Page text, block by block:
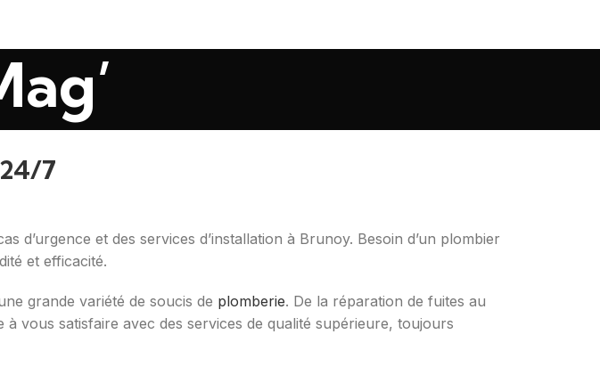
7
et des services d’installation à Brunoy. Besoin d’un plombier
et efficacité.
grande variété de soucis de plomberie. De la réparation de fuites au
à vous satisfaire avec des services de qualité supérieure, toujours